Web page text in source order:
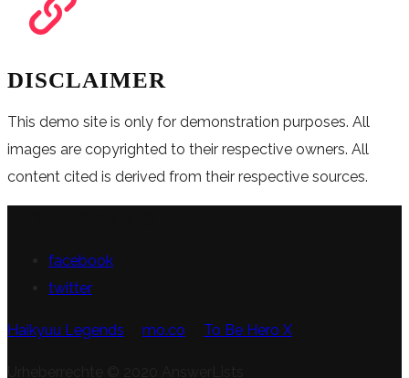
DISCLAIMER
This demo site is only for demonstration purposes. All
images are copyrighted to their respective owners. All
content cited is derived from their respective sources.
facebook
twitter
Haikyuu Legends mo.co To Be Hero X